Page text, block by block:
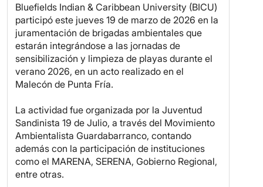
Bluefields Indian & Caribbean University (BICU)
participó este jueves 19 de marzo de 2026 en la
juramentación de brigadas ambientales que
estarán integrándose a las jornadas de
sensibilización y limpieza de playas durante el
verano 2026, en un acto realizado en el
Malecón de Punta Fría.
La actividad fue organizada por la Juventud
Sandinista 19 de Julio, a través del Movimiento
Ambientalista Guardabarranco, contando
además con la participación de instituciones
como el MARENA, SERENA, Gobierno Regional,
entre otras.